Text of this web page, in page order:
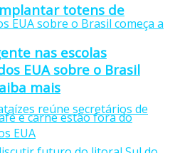
totens de
nas escolas
EUA sobre o Brasil
mais